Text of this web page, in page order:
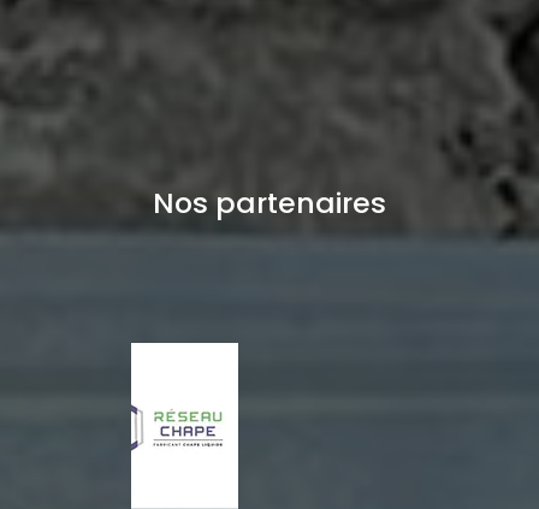
Nos partenaires